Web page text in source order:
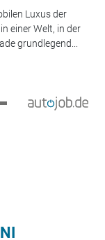
Luxus der
einer Welt, in der
grundlegend...